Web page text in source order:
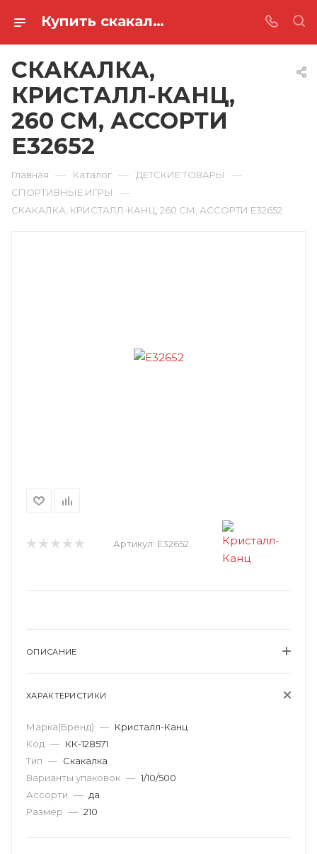
Купить скакалка, кристалл-канц, 260 см, ассорти E32652 в Ростове-на-Дону
СКАКАЛКА,
КРИСТАЛЛ-КАНЦ,
260 СМ, АССОРТИ
E32652
Главная — Каталог — ДЕТСКИЕ ТОВАРЫ —
СПОРТИВНЫЕ ИГРЫ —
СКАКАЛКА, КРИСТАЛЛ-КАНЦ, 260 СМ, АССОРТИ E32652
Артикул: E32652
ОПИСАНИЕ
ХАРАКТЕРИСТИКИ
Марка(Бренд) — Кристалл-Канц
Код — КК-128571
Тип — Скакалка
Варианты упаковок — 1/10/500
Ассорти — да
Размер — 210